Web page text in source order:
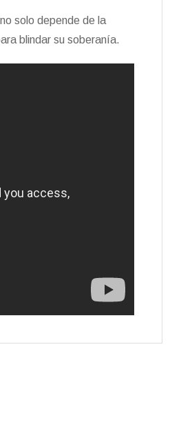
solo depende de la
blindar su soberanía.